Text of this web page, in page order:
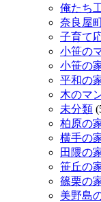
俺たち
奈良屋
子育て
小笹の
小笹の
平和の
木のマ
未分類
柏原の
横手の
田隈の
笹丘の
篠栗の
美野島